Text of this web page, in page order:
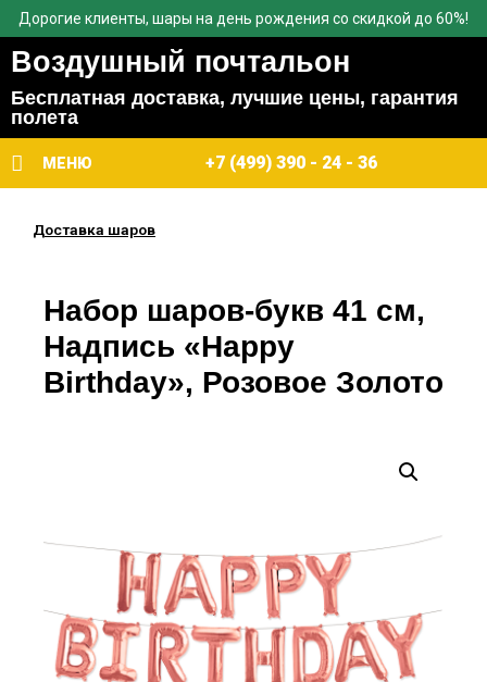
Дорогие клиенты, шары на день рождения со скидкой до 60%!
Воздушный почтальон
Бесплатная доставка, лучшие цены, гарантия
полета
МЕНЮ +7 (499) 390 - 24 - 36
Доставка шаров
Набор шаров-букв 41 см,
Надпись «Happy
Birthday», Розовое Золото